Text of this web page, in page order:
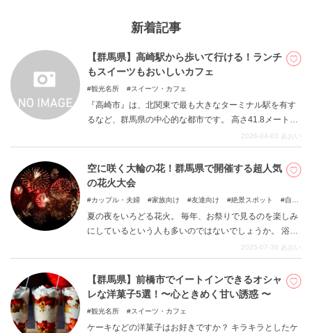
新着記事
【群馬県】高崎駅から歩いて行ける！ランチ
もスイーツもおいしいカフェ
観光名所 スイーツ・カフェ
『高崎市』は、北関東で最も大きなターミナル駅を有す
るなど、群馬県の中心的な都市です。 高さ41.8メートル
で、街を見下ろすように立っている『白衣大観音』、あ
じさいが有名な『清水寺(せいすいじ)』など見どころも多
数。 駅周辺には宿泊施設も多く存在することから、群馬
観光の拠点とする人も多い土地です。 今回は、そんな高
で、ぜひお読みください。
2026-04-03 あおい
空に咲く大輪の花！群馬県で開催する超人気
の花火大会
カップル・夫婦 家族向け 友達向け 絶景スポット
自
夏の夜をいろどる花火。 毎年、お祭りで見るのを楽しみ
にしているという人も多いのではないでしょうか。 浴衣
を着たり、屋台でおいしいものを買ったりするのも醍醐
味。 群馬県でも、例年多くの花火大会が開催されます。
今回は、そのなかでも特に人気のものを選り抜きでご紹
介。 近隣の観光スポットについてもふれますので、ぜひ
2025-07-30 あおい
【群馬県】前橋市でイートインできるオシャ
レな洋菓子5選！〜心ときめく甘い誘惑 〜
観光名所 スイーツ・カフェ
ケーキなどの洋菓子はお好きですか？ キラキラとしたケ